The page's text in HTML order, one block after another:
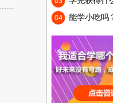
04 能学小吃吗